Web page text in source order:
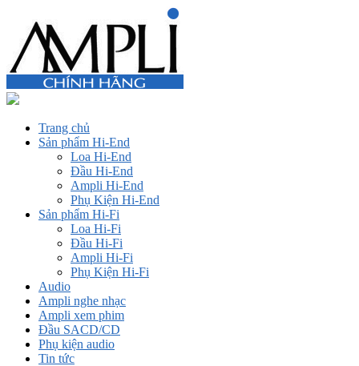
Trang chủ
Sản phẩm Hi-End
Loa Hi-End
Đầu Hi-End
Ampli Hi-End
Phụ Kiện Hi-End
Sản phẩm Hi-Fi
Loa Hi-Fi
Đầu Hi-Fi
Ampli Hi-Fi
Phụ Kiện Hi-Fi
Audio
Ampli nghe nhạc
Ampli xem phim
Đầu SACD/CD
Phụ kiện audio
Tin tức